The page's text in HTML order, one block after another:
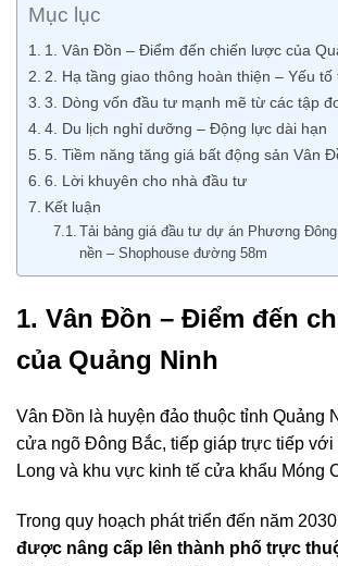
Mục lục
1. Vân Đồn – Điểm đến chiến lược của
2. Hạ tầng giao thông hoàn thiện – Yếu tố
3. Dòng vốn đầu tư mạnh mẽ từ các tập
4. Du lịch nghỉ dưỡng – Động lực dài hạn
5. Tiềm năng tăng giá bất động sản Vân
6. Lời khuyên cho nhà đầu tư
Kết luận
Tải bảng giá đầu tư dự án Phương
nền – Shophouse đường 58m
1. Vân Đồn – Điểm đến
của Quảng Ninh
Vân Đồn là huyện đảo thuộc tỉnh Quảng
cửa ngõ Đông Bắc, tiếp giáp trực tiếp
Long và khu vực kinh tế cửa khẩu Móng
Trong quy hoạch phát triển đến năm
được nâng cấp lên thành phố trực